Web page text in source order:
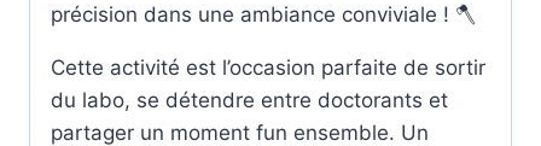
précision dans une ambiance conviviale ! 🪓
Cette activité est l’occasion parfaite de sortir
du labo, se détendre entre doctorants et
partager un moment fun ensemble. Un